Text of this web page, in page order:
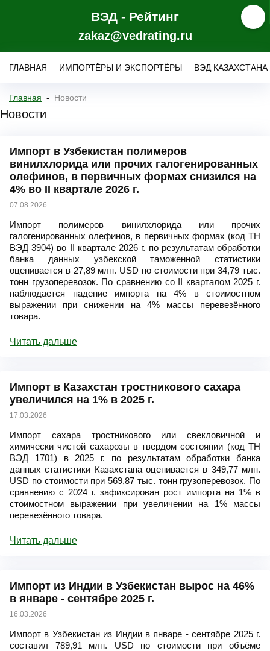
ВЭД - Рейтинг
zakaz@vedrating.ru
ГЛАВНАЯ ИМПОРТЁРЫ И ЭКСПОРТЁРЫ ВЭД КАЗАХСТАНА
Главная Новости
Новости
Импорт в Узбекистан полимеров
винилхлорида или прочих галогенированных
олефинов, в первичных формах снизился на
4% во II квартале 2026 г.
07.08.2026
Импорт полимеров винилхлорида или прочих
галогенированных олефинов, в первичных формах (код ТН
ВЭД 3904) во II квартале 2026 г. по результатам обработки
банка данных узбекской таможенной статистики
оценивается в 27,89 млн. USD по стоимости при 34,79 тыс.
тонн грузоперевозок. По сравнению со II кварталом 2025 г.
наблюдается падение импорта на 4% в стоимостном
выражении при снижении на 4% массы перевезённого
товара.
Читать дальше
Импорт в Казахстан тростникового сахара
увеличился на 1% в 2025 г.
17.03.2026
Импорт сахара тростникового или свекловичной и
химически чистой сахарозы в твердом состоянии (код ТН
ВЭД 1701) в 2025 г. по результатам обработки банка
данных статистики Казахстана оценивается в 349,77 млн.
USD по стоимости при 569,87 тыс. тонн грузоперевозок. По
сравнению с 2024 г. зафиксирован рост импорта на 1% в
стоимостном выражении при увеличении на 1% массы
перевезённого товара.
Читать дальше
Импорт из Индии в Узбекистан вырос на 46%
в январе - сентябре 2025 г.
16.03.2026
Импорт в Узбекистан из Индии в январе - сентябре 2025 г.
составил 789,91 млн. USD по стоимости при объёме